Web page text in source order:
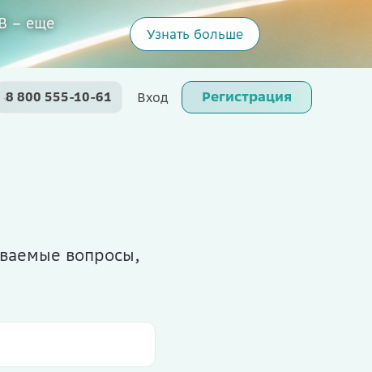
– еще
Узнать больше
8 800 555-10-61 Вход Регистрация
вопросы,